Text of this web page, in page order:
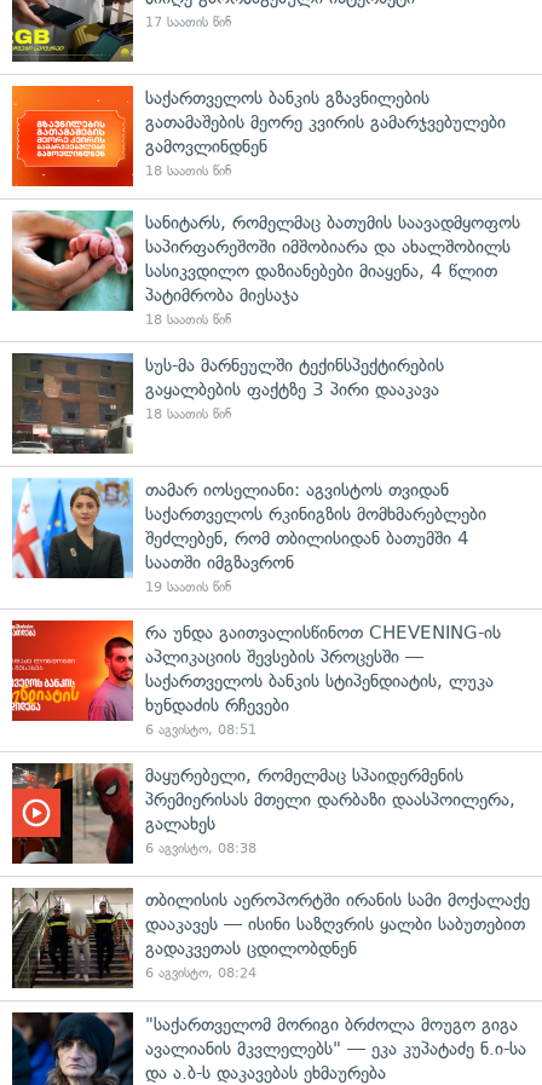
17 საათის წინ
საქართველოს ბანკის გზავნილების
გათამაშების მეორე კვირის გამარჯვებულები
გამოვლინდნენ
18 საათის წინ
სანიტარს, რომელმაც ბათუმის საავადმყოფოს
საპირფარეშოში იმშობიარა და ახალშობილს
სასიკვდილო დაზიანებები მიაყენა, 4 წლით
პატიმრობა მიესაჯა
18 საათის წინ
სუს-მა მარნეულში ტექინსპექტირების
გაყალბების ფაქტზე 3 პირი დააკავა
18 საათის წინ
თამარ იოსელიანი: აგვისტოს თვიდან
საქართველოს რკინიგზის მომხმარებლები
შეძლებენ, რომ თბილისიდან ბათუმში 4
საათში იმგზავრონ
19 საათის წინ
რა უნდა გაითვალისწინოთ CHEVENING-ის
აპლიკაციის შევსების პროცესში —
საქართველოს ბანკის სტიპენდიატის, ლუკა
ხუნდაძის რჩევები
6 აგვისტო, 08:51
მაყურებელი, რომელმაც სპაიდერმენის
პრემიერისას მთელი დარბაზი დაასპოილერა,
გალახეს
6 აგვისტო, 08:38
თბილისის აეროპორტში ირანის სამი მოქალაქე
დააკავეს — ისინი საზღვრის ყალბი საბუთებით
გადაკვეთას ცდილობდნენ
6 აგვისტო, 08:24
"საქართველომ მორიგი ბრძოლა მოუგო გიგა
ავალიანის მკვლელებს" — ეკა კუპატაძე ნ.ი-სა
და ა.ბ-ს დაკავებას ეხმაურება